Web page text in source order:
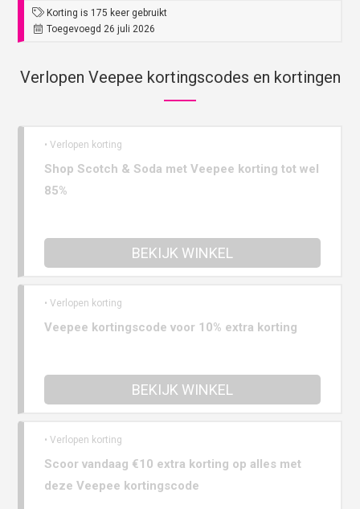
Korting is 175 keer gebruikt
Toegevoegd 26 juli 2026
Verlopen Veepee kortingscodes en kortingen
• Verlopen korting
Shop Scotch & Soda met Veepee korting tot wel
85%
BEKIJK WINKEL
• Verlopen korting
Veepee kortingscode voor 10% extra korting
BEKIJK WINKEL
• Verlopen korting
Scoor vandaag €10 extra korting op alles met
deze Veepee kortingscode